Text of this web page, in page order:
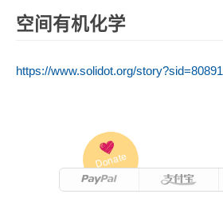
空间有机化学
https://www.solidot.org/story?sid=80891
Donate